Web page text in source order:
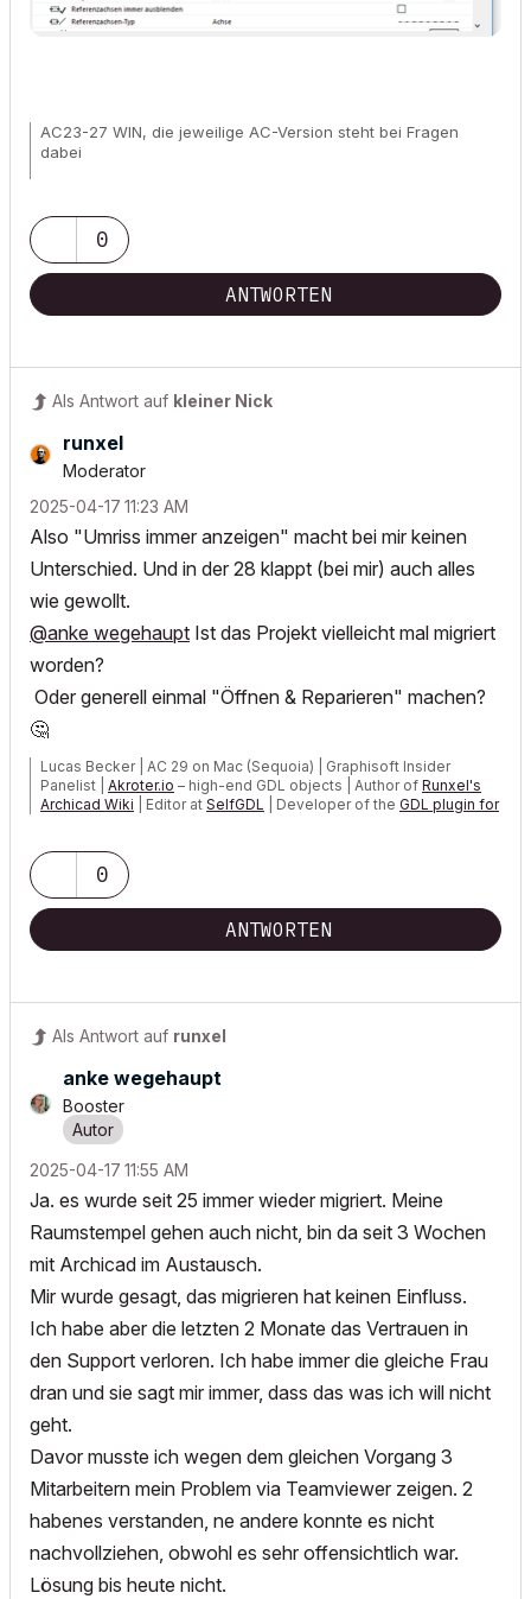
AC23-27 WIN, die jeweilige AC-Version steht bei Fragen
dabei
0
ANTWORTEN
Als Antwort auf kleiner Nick
runxel
Moderator
‎2025-04-17 11:23 AM
Also "Umriss immer anzeigen" macht bei mir keinen
Unterschied. Und in der 28 klappt (bei mir) auch alles
wie gewollt.
@anke wegehaupt Ist das Projekt vielleicht mal migriert
worden?
Oder generell einmal "Öffnen & Reparieren" machen?
🤔
Lucas Becker | AC 29 on Mac (Sequoia) | Graphisoft Insider
Panelist | Akroter.io – high-end GDL objects | Author of Runxel's
Archicad Wiki | Editor at SelfGDL | Developer of the GDL plugin for
My List of AC shortcomings & bugs
Mention AI Again
POSIWID – The Purpose Of a System Is What It Does ///
«Furthermore, I consider that Carth...yearly releases
destroyed»
0
ANTWORTEN
Als Antwort auf runxel
anke wegehaupt
Booster
‎2025-04-17 11:55 AM
Ja. es wurde seit 25 immer wieder migriert. Meine
Raumstempel gehen auch nicht, bin da seit 3 Wochen
mit Archicad im Austausch.
Mir wurde gesagt, das migrieren hat keinen Einfluss.
Ich habe aber die letzten 2 Monate das Vertrauen in
den Support verloren. Ich habe immer die gleiche Frau
dran und sie sagt mir immer, dass das was ich will nicht
geht.
Davor musste ich wegen dem gleichen Vorgang 3
Mitarbeitern mein Problem via Teamviewer zeigen. 2
habenes verstanden, ne andere konnte es nicht
nachvollziehen, obwohl es sehr offensichtlich war.
Lösung bis heute nicht.